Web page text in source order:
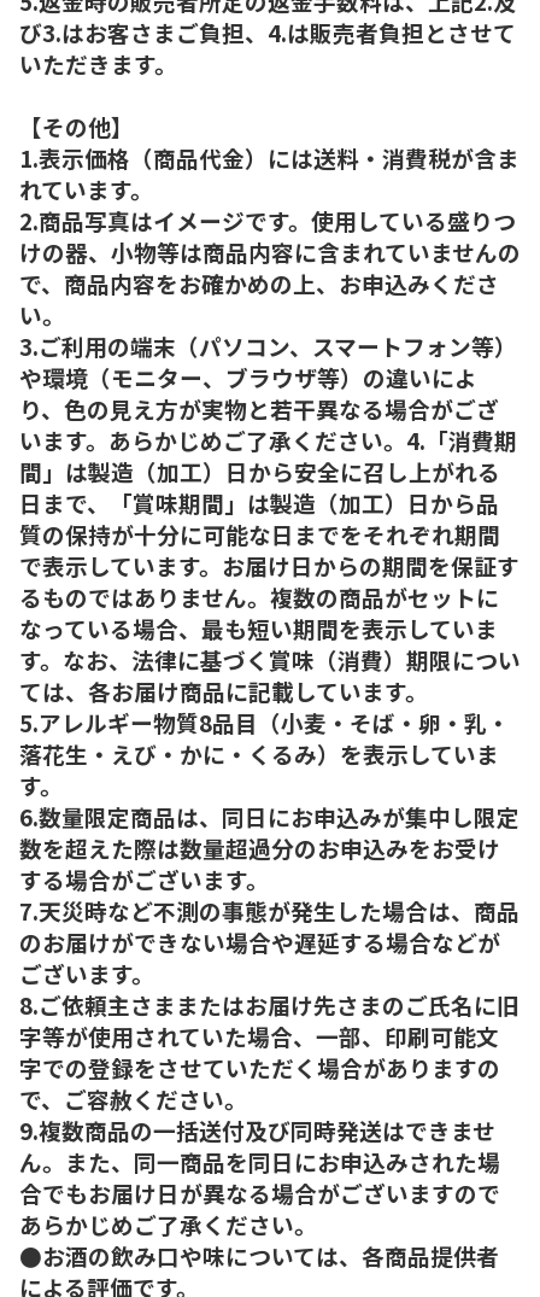
び3.はお客さまご負担、4.は販売者負担とさせて
いただきます。
【その他】
1.表示価格（商品代金）には送料・消費税が含ま
れています。
2.商品写真はイメージです。使用している盛りつ
けの器、小物等は商品内容に含まれていませんの
で、商品内容をお確かめの上、お申込みくださ
い。
3.ご利用の端末（パソコン、スマートフォン等）
や環境（モニター、ブラウザ等）の違いによ
り、色の見え方が実物と若干異なる場合がござ
います。あらかじめご了承ください。4.「消費期
間」は製造（加工）日から安全に召し上がれる
日まで、「賞味期間」は製造（加工）日から品
質の保持が十分に可能な日までをそれぞれ期間
で表示しています。お届け日からの期間を保証す
るものではありません。複数の商品がセットに
なっている場合、最も短い期間を表示していま
す。なお、法律に基づく賞味（消費）期限につい
ては、各お届け商品に記載しています。
5.アレルギー物質8品目（小麦・そば・卵・乳・
落花生・えび・かに・くるみ）を表示していま
す。
6.数量限定商品は、同日にお申込みが集中し限定
数を超えた際は数量超過分のお申込みをお受け
する場合がございます。
7.天災時など不測の事態が発生した場合は、商品
のお届けができない場合や遅延する場合などが
ございます。
8.ご依頼主さままたはお届け先さまのご氏名に旧
字等が使用されていた場合、一部、印刷可能文
字での登録をさせていただく場合がありますの
で、ご容赦ください。
9.複数商品の一括送付及び同時発送はできませ
ん。また、同一商品を同日にお申込みされた場
合でもお届け日が異なる場合がございますので
あらかじめご了承ください。
●お酒の飲み口や味については、各商品提供者
による評価です。